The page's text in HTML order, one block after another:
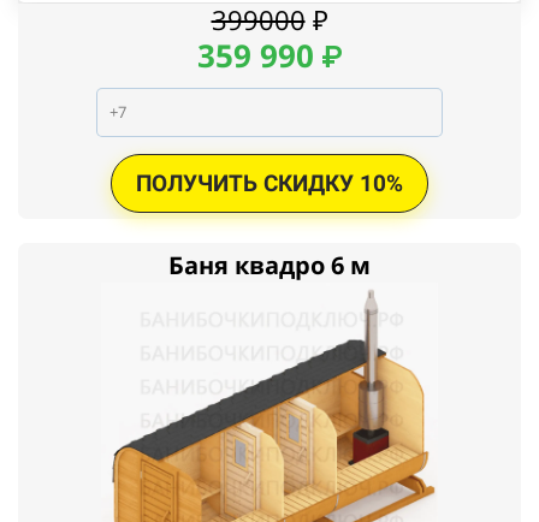
399000 ₽
359 990 ₽
ПОЛУЧИТЬ СКИДКУ 10%
Баня квадро 6 м